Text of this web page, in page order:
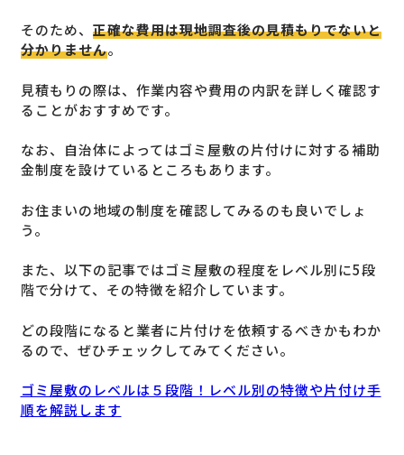
そのため、 正確な費用は現地調査後の見積もりでないと
分かりません。
見積もりの際は、作業内容や費用の内訳を詳しく確認す
ることがおすすめです。
なお、自治体によってはゴミ屋敷の片付けに対する補助
金制度を設けているところもあります。
お住まいの地域の制度を確認してみるのも良いでしょ
う。
また、以下の記事ではゴミ屋敷の程度をレベル別に5段
階で分けて、その特徴を紹介しています。
どの段階になると業者に片付けを依頼するべきかもわか
るので、ぜひチェックしてみてください。
ゴミ屋敷のレベルは５段階！レベル別の特徴や片付け手
順を解説します